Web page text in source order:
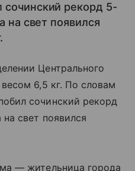
рекорд 5-
на свет появился
Центрального
6,5 кг. По словам
сочинский рекорд
свет появился
— жительница города